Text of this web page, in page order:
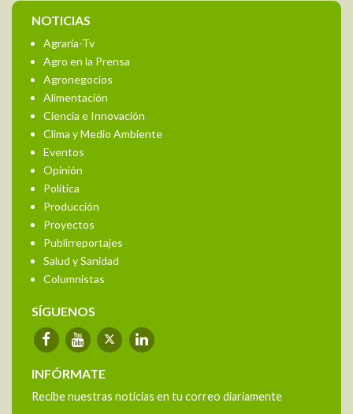
NOTICIAS
Agraria-Tv
Agro en la Prensa
Agronegocios
Alimentación
Ciencia e Innovación
Clima y Medio Ambiente
Eventos
Opinión
Política
Producción
Proyectos
Publirreportajes
Salud y Sanidad
Columnistas
SÍGUENOS
INFÓRMATE
Recibe nuestras noticias en tu correo diariamente